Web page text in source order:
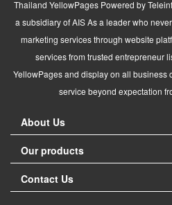
Thailand YellowPages Powered by
a subsidiary of AIS As a leader who
marketing services through website
services from trusted entrepreneur
YellowPages and display on all business
service beyond expectation
About Us
Our products
Contact Us